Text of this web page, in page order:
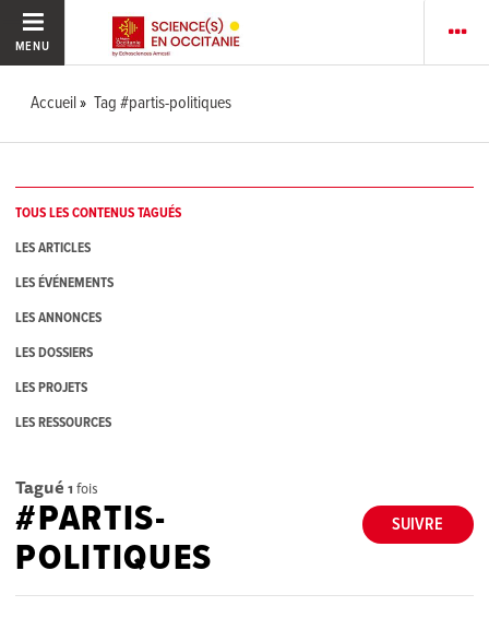
MENU
Accueil Tag #partis-politiques
TOUS LES CONTENUS TAGUÉS
LES ARTICLES
LES ÉVÉNEMENTS
LES ANNONCES
LES DOSSIERS
LES PROJETS
LES RESSOURCES
Tagué 1 fois
SUIVRE
#PARTIS-
POLITIQUES